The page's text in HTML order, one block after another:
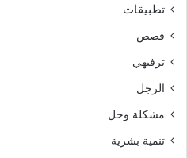
تطبيقات
قصص
ترفيهي
الرجل
مشكلة وحل
تنمية بشرية